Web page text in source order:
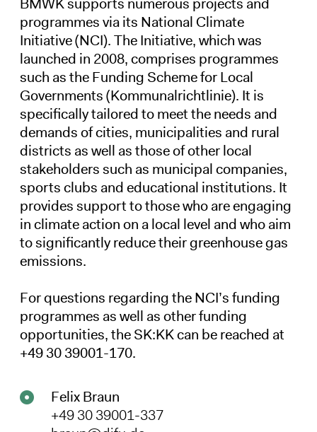
BMWK supports numerous projects and
programmes via its National Climate
Initiative (NCI). The Initiative, which was
launched in 2008, comprises programmes
such as the Funding Scheme for Local
Governments (Kommunalrichtlinie). It is
specifically tailored to meet the needs and
demands of cities, municipalities and rural
districts as well as those of other local
stakeholders such as municipal companies,
sports clubs and educational institutions. It
provides support to those who are engaging
in climate action on a local level and who aim
to significantly reduce their greenhouse gas
emissions.
For questions regarding the NCI’s funding
programmes as well as other funding
opportunities, the SK:KK can be reached at
+49 30 39001-170.
Felix Braun
+49 30 39001-337